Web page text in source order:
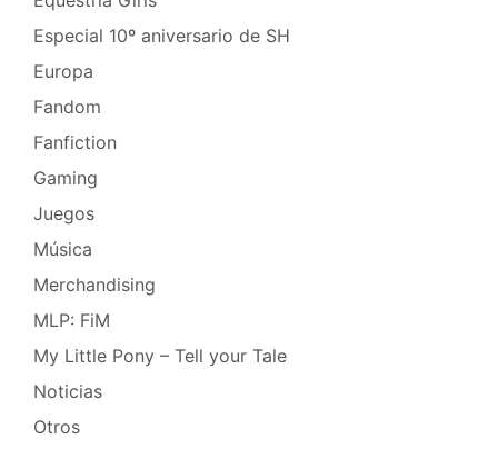
Especial 10º aniversario de SH
Europa
Fandom
Fanfiction
Gaming
Juegos
Música
Merchandising
MLP: FiM
My Little Pony – Tell your Tale
Noticias
Otros